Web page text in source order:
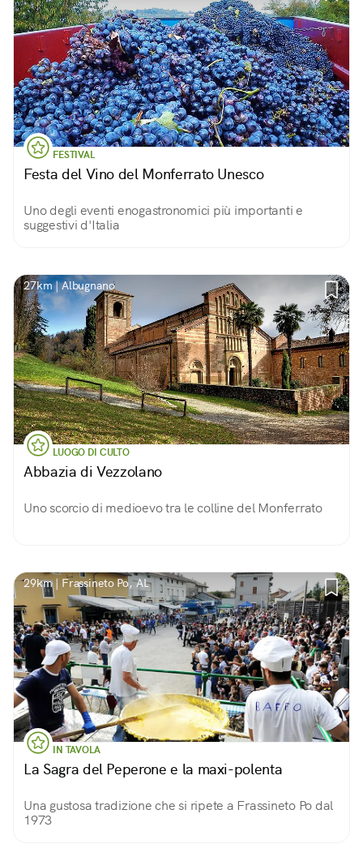
FESTIVAL
Festa del Vino del Monferrato Unesco
Uno degli eventi enogastronomici più importanti e
suggestivi d'Italia
27km | Albugnano
LUOGO DI CULTO
Abbazia di Vezzolano
Uno scorcio di medioevo tra le colline del Monferrato
29km | Frassineto Po, AL
IN TAVOLA
La Sagra del Peperone e la maxi-polenta
Una gustosa tradizione che si ripete a Frassineto Po dal
1973